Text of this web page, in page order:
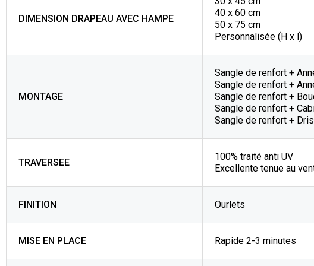
DIMENSION DRAPEAU AVEC HAMPE
40 x 60 cm
50 x 75 cm
Personnalisée (H x l)
MONTAGE
Sangle de renfort +
Sangle de renfort +
Sangle de renfort +
Sangle de renfort +
Sangle de renfort +
TRAVERSEE
100% traité anti UV
Excellente tenue au
FINITION Ourlets
MISE EN PLACE Rapide 2-3 minutes